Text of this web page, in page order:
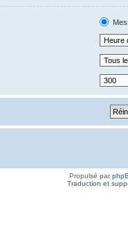
Propulsé par
Traduction et